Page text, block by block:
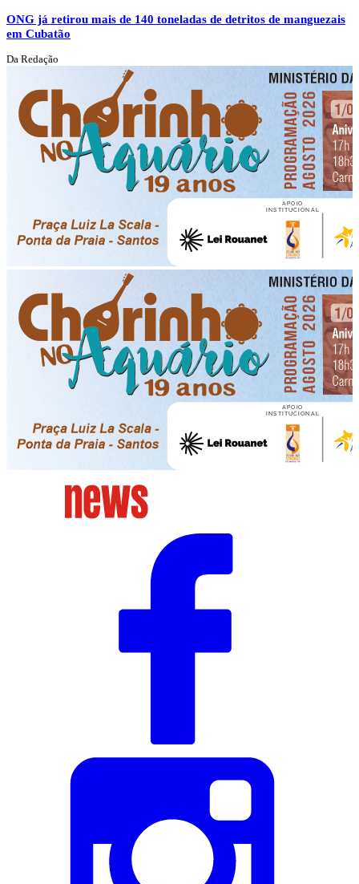
ONG já retirou mais de 140 toneladas de detritos de manguezais
em Cubatão
Da Redação